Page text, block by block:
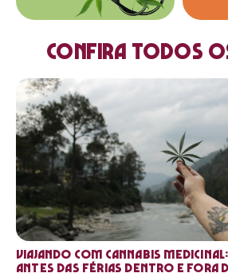
Confira todos
Viajando com cannabis
antes das férias dentro e fora